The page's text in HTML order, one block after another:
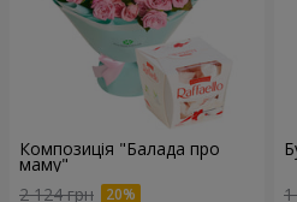
Композиція "Балада про
маму"
2 124 грн
1